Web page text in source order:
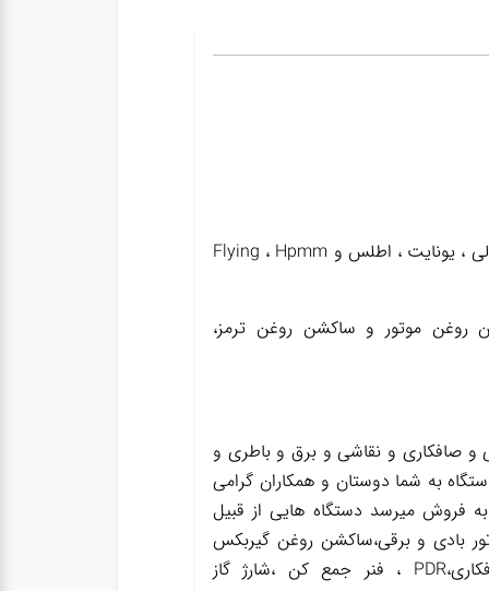
فروش کلیه لوازم جانبی و یدکی تجهیزات تعمیرگاهی و آپاراتی برای کلیه دستگاه ها با برندهای متفاوت نظیر پولی ، یونایت ، اطلس و Flying ، Hpmm
روغن موتور و ساکشن روغن ترمز،
و صافکاری و نقاشی و برق و باطری و
به شما دوستان و همکاران گرامی
فروش میرسد دستگاه هایی از قبیل
بادی و برقی،ساکشن روغن گیربکس
،ساکشن روغن ترمز،گریس پمپ ،واسکازین پمپ ،بکس بادی،جک سوسماری،جک شاسی کن،جک صافکاری،PDR ، فنر جمع کن ،شارژ گاز